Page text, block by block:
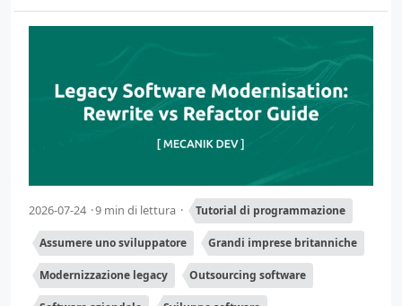
2026-07-24 9 min di lettura Tutorial di programmazione
Assumere uno sviluppatore Grandi imprese britanniche
Modernizzazione legacy Outsourcing software